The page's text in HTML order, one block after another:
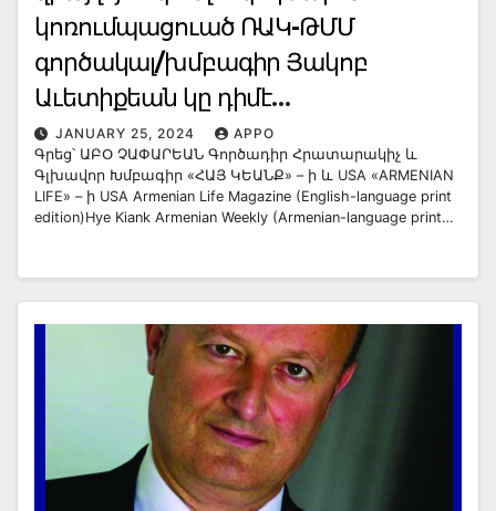
կոռումպացուած ՌԱԿ-ԹՄՄ
գործակալ/խմբագիր Յակոբ
Աւետիքեան կը դիմէ
ցեխարձակման ընդդէմ Հայ
Եկեղեցւոյ Բարեկարգման շարժման
JANUARY 25, 2024
APPO
Գրեց՝ ԱԲՕ ՉԱՓԱՐԵԱՆ Գործադիր Հրատարակիչ և
Գլխավոր Խմբագիր «ՀԱՅ ԿԵԱՆՔ» – ի և USA «ARMENIAN
LIFE» – ի USA Armenian Life Magazine (English-language print
edition)Hye Kiank Armenian Weekly (Armenian-language print…